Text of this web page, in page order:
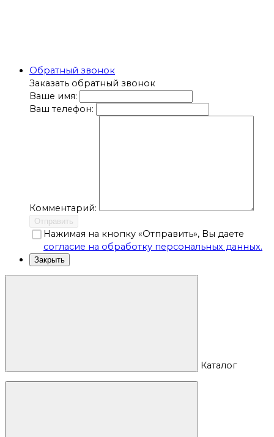
Обратный звонок
Заказать обратный звонок
Ваше имя:
Ваш телефон:
Комментарий:
Отправить
Нажимая на кнопку «Отправить», Вы даете
согласие на обработку персональных данных.
Закрыть
Каталог